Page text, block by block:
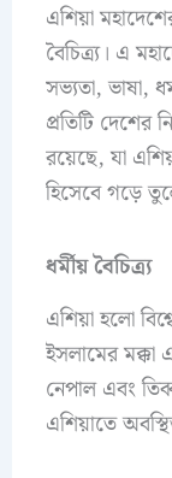
এশিয়া
বৈচিত্র্য। এ
সভ্যতা, ভাষা,
প্রতিটি দেশের
রয়েছে, যা
হিসেবে গড়ে
ধর্মীয় বৈচিত্র্য
এশিয়া হলো
ইসলামের মক্কা
নেপাল এবং
এশিয়াতে